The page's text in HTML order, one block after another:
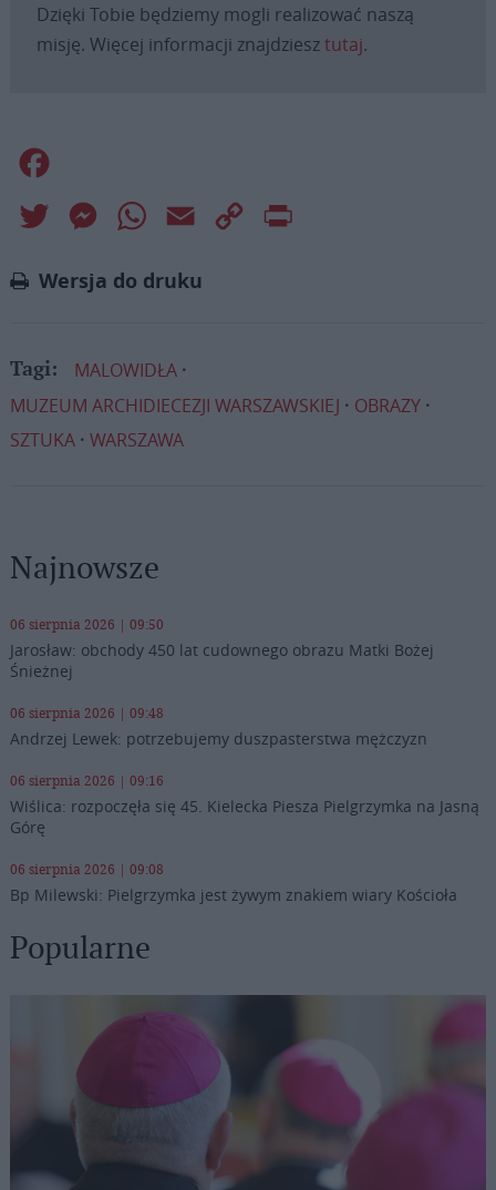
Dzięki Tobie będziemy mogli realizować naszą
misję. Więcej informacji znajdziesztutaj.
Twitter MessengerWhatsApp
Email
Copy
Wersja do druku
Tagi:
MALOWIDŁA
MUZEUM ARCHIDIECEZJI WARSZAWSKIEJ
OBRAZY
SZTUKA WARSZAWA
Najnowsze
06 sierpnia 2026 | 09:50
Jarosław: obchody 450 lat cudownego obrazu Matki Bożej
Śnieżnej
06 sierpnia 2026 | 09:48
Andrzej Lewek: potrzebujemy duszpasterstwa mężczyzn
06 sierpnia 2026 | 09:16
Wiślica: rozpoczęła się 45. Kielecka Piesza Pielgrzymka na Jasną
Górę
06 sierpnia 2026 | 09:08
Bp Milewski: Pielgrzymka jest żywym znakiem wiary Kościoła
Popularne